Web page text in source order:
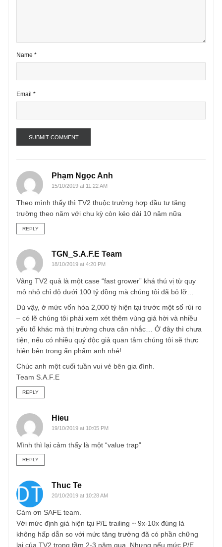
Name*
Email*
Phạm Ngọc Anh
Theo mình thấy thì TV2 thuộc trường hợp đầu tư tăng
trường theo năm với chu kỳ còn kéo dài 10 năm nữa
REPLY
TGN_S.A.F.E Team
18/10/2019 at 4:20 PM
Vâng TV2 quả là một case “fast grower” khá thú vị từ quy
mô nhỏ chỉ độ dưới 100 tỷ đồng mà chúng tôi đã bỏ lỡ…
– có lẽ chúng tôi phải xem xét thêm vùng giá hời và nhiều
yếu tố khác mà thị trường chưa cân nhắc… Ở đây thì
tiện, nếu có nhiều quý độc giả quan tâm chúng tôi sẽ thực
hiện bên trong ấn phẩm anh nhé!
Team S.A.F.E
REPLY
Hieu
19/10/2019 at 10:05 PM